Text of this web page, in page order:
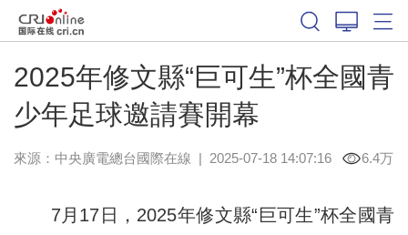
2025年修文縣“巨可生”杯全國青
少年足球邀請賽開幕
來源：中央廣電總台國際在線 | 2025-07-18 14:07:16 6.4万
7月17日，2025年修文縣“巨可生”杯全國青